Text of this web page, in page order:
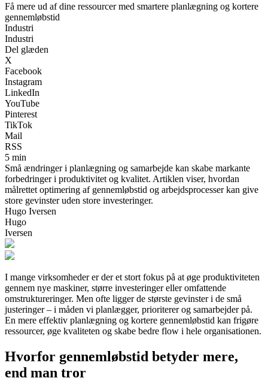
Få mere ud af dine ressourcer med smartere planlægning og kortere
gennemløbstid
Industri
Industri
Del glæden
X
Facebook
Instagram
LinkedIn
YouTube
Pinterest
TikTok
Mail
RSS
5 min
Små ændringer i planlægning og samarbejde kan skabe markante
forbedringer i produktivitet og kvalitet. Artiklen viser, hvordan
målrettet optimering af gennemløbstid og arbejdsprocesser kan give
store gevinster uden store investeringer.
Hugo Iversen
Hugo
Iversen
I mange virksomheder er der et stort fokus på at øge produktiviteten
gennem nye maskiner, større investeringer eller omfattende
omstruktureringer. Men ofte ligger de største gevinster i de små
justeringer – i måden vi planlægger, prioriterer og samarbejder på.
En mere effektiv planlægning og kortere gennemløbstid kan frigøre
ressourcer, øge kvaliteten og skabe bedre flow i hele organisationen.
Hvorfor gennemløbstid betyder mere,
end man tror